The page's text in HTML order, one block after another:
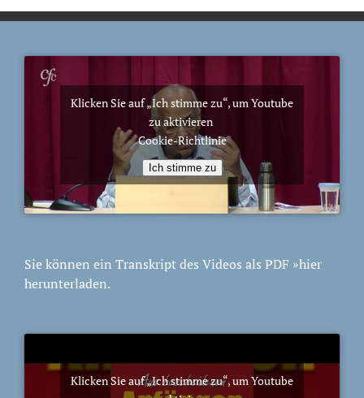
Klicken Sie auf „Ich stimme zu“, um Youtube
zu aktivieren
Cookie-Richtlinie
Ich stimme zu
Sie können ein Transkript des Videos als PDF »hier
herunterladen.
Klicken Sie auf „Ich stimme zu“, um Youtube